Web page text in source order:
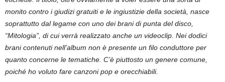
monito contro i giudizi gratuiti e le ingiustizie della società, nasce
soprattutto dal legame con uno dei brani di punta del disco,
“Mitologia”, di cui verrà realizzato anche un videoclip. Nei dodici
brani contenuti nell’album non è presente un filo conduttore per
quanto concerne le tematiche. C’è piuttosto un genere comune,
poiché ho voluto fare canzoni pop e orecchiabili.